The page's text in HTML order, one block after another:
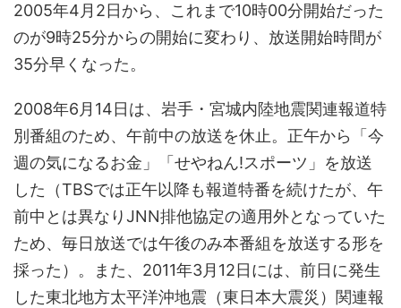
2005年4月2日から、これまで10時00分開始だった
のが9時25分からの開始に変わり、放送開始時間が
35分早くなった。
2008年6月14日は、岩手・宮城内陸地震関連報道特
別番組のため、午前中の放送を休止。正午から「今
週の気になるお金」「せやねん!スポーツ」を放送
した（TBSでは正午以降も報道特番を続けたが、午
前中とは異なりJNN排他協定の適用外となっていた
ため、毎日放送では午後のみ本番組を放送する形を
採った）。また、2011年3月12日には、前日に発生
した東北地方太平洋沖地震（東日本大震災）関連報